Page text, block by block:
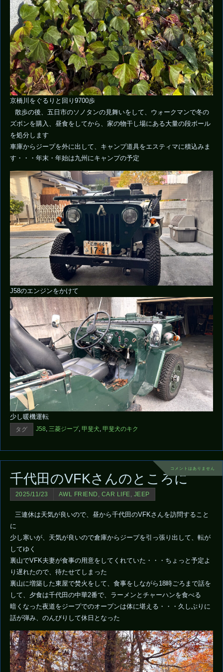
京橋川をぐるりと回り9700歩
散歩の後、五日市のソノタンの見舞いをして、ウォークマンで冬の
ズボンを購入、昼食をしてから、家の物干し場にある大量の段ボール
を処分します
車庫からジープを外に出して、キャンプ道具をエスティマに積込みま
す・・・年末・年始は九州にキャンプの予定
J58のエンジンをかけて
少し暖機運転
タグ
J58, 三菱ジープ, 甲斐犬, 甲斐犬のキク
コメントはありません
千代田のVFKさんのところに
2025/11/23 AWL FRIEND , CAR LIFE, JEEP
三連休は天気が良いので、昼から千代田のVFKさんを訪問すること
に
少し寒いが、天気が良いので倉庫からジープを引っ張り出して、転が
してゆく
裏山でVFK夫妻が食事の用意をしてくれていた・・・ちょっと予定よ
り遅れたので、待たせてしまった
裏山に増築した東屋で焚火をして、食事をしながら18時ごろまで話を
して、夕食は千代田の中華2番で、ラーメンとチャーハンを食べる
暗くなった夜道をジープでのオープンは体に堪える・・・久しぶりに
話が弾み、のんびりして休日となった